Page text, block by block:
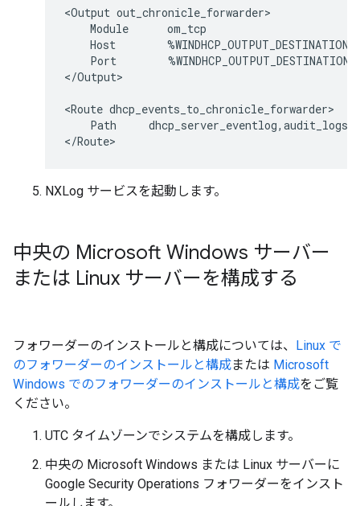
<Output out_chronicle_forwarder>
    Module      om_tcp
Host
Port
</Output>
<Route dhcp_events_to_chronicle_forwarder>
Path
NXLog サービスを起動します。
中央の Microsoft Windows サーバー
または Linux サーバーを構成する
フォワーダーのインストールと構成については、 Linux で
のフォワーダーのインストールと構成または Microsoft
Windows でのフォワーダーのインストールと構成をご覧
ください。
UTC タイムゾーンでシステムを構成します。
中央の Microsoft Windows または Linux サーバーに
Google Security Operations フォワーダーをインスト